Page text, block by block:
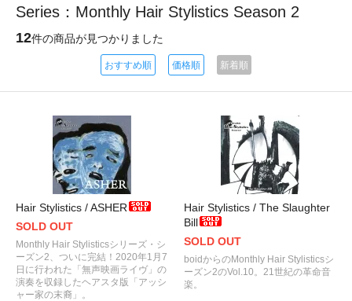
Series：Monthly Hair Stylistics Season 2
12件の商品が見つかりました
おすすめ順 価格順 新着順
Hair Stylistics / ASHER
SOLD OUT
Monthly Hair Stylisticsシリーズ・シ
ーズン2、ついに完結！2020年1月7
日に行われた「無声映画ライヴ」の
演奏を収録したヘアスタ版「アッシ
ャー家の末裔」。
Hair Stylistics / The Slaughter
Bill
SOLD OUT
boidからのMonthly Hair Stylisticsシ
ーズン2のVol.10。21世紀の革命音
楽。